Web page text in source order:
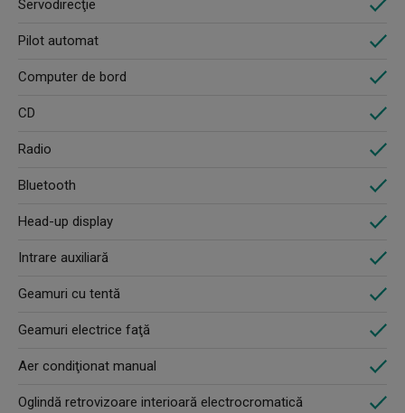
Servodirecţie
Pilot automat
Computer de bord
CD
Radio
Bluetooth
Head-up display
Intrare auxiliară
Geamuri cu tentă
Geamuri electrice faţă
Aer condiţionat manual
Oglindă retrovizoare interioară electrocromatică